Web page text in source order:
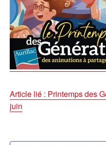
Article lié : Printemps des
juin